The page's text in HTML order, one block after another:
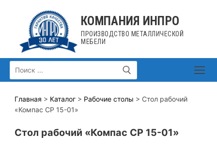
содержимому
КОМПАНИЯ ИНПРО
ПРОИЗВОДСТВО МЕТАЛЛИЧЕСКОЙ
МЕБЕЛИ
Искать:
Главная > Каталог > Рабочие столы > Стол рабочий
«Компас СР 15-01»
Стол рабочий «Компас СР 15-01»